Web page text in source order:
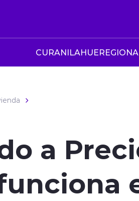
CURANILAHUE
a